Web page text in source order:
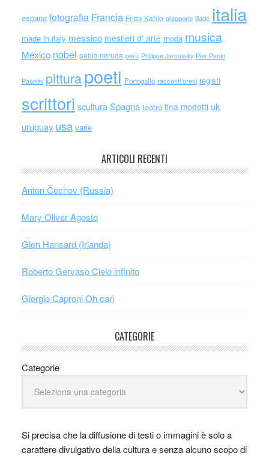
espana fotografia Francia Frida Kahlo giappone iliade italia
made in italy messico mestieri d' arte moda musica
México nobel pablo neruda perù Philippe Jaroussky Pier Paolo
Pasolini pitturapoeti Portogallo racconti brevi registi
scrittori scultura Spagna teatro tina modotti uk
uruguay usa varie
ARTICOLI RECENTI
Anton Čechov (Russia)
Mary Oliver Agosto
Glen Hansard (Irlanda)
Roberto Gervaso Cielo infinito
Giorgio Caproni Oh cari
CATEGORIE
Categorie
Si precisa che la diffusione di testi o immagini è solo a
carattere divulgativo della cultura e senza alcuno scopo di